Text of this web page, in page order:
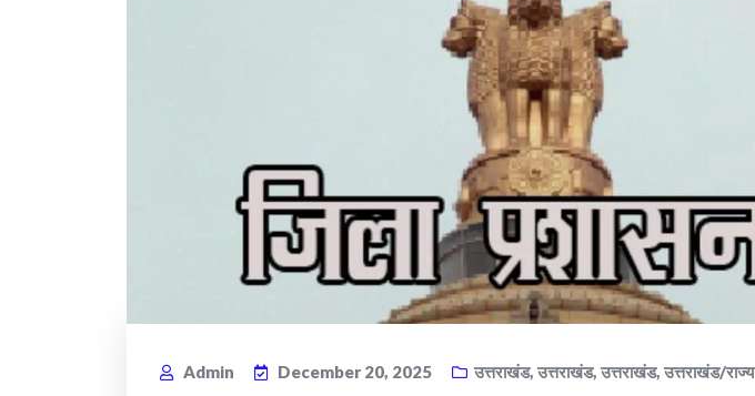
Admin December 20, 2025 उत्तराखंड, उत्तराखंड, उत्तराखंड, उत्तराखंड/राज्य